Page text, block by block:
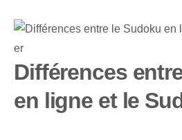
Différences
en ligne et le